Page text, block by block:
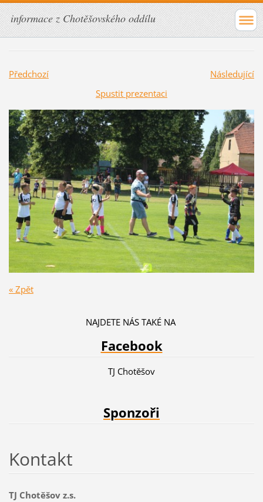
informace z Chotěšovského oddílu
Předchozí
Následující
Spustit prezentaci
« Zpět
NAJDETE NÁS TAKÉ NA
Facebook
TJ Chotěšov
Sponzoři
Kontakt
TJ Chotěšov z.s.